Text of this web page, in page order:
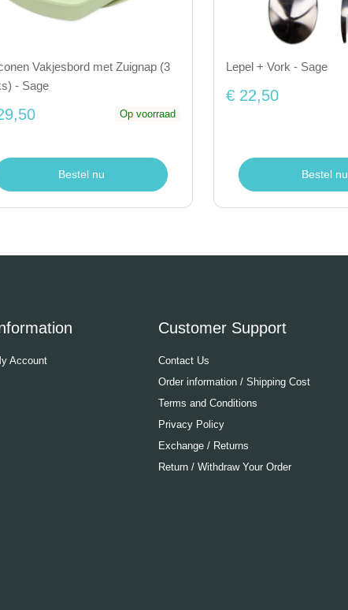
Vakjesbord met Zuignap (3
- Sage
Op voorraad
Bestel nu
Lepel + Vork - Sage
€ 22,50
Bestel nu
Account
Customer Support
Contact Us
Order information / Shipping Cost
Terms and Conditions
Privacy Policy
Exchange / Returns
Return / Withdraw Your Order